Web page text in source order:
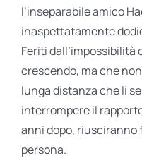
l’inseparabile amico
inaspettatamente
Feriti
crescendo, ma che
lunga distanza che li
interrompere il
anni dopo, riusciranno
persona.